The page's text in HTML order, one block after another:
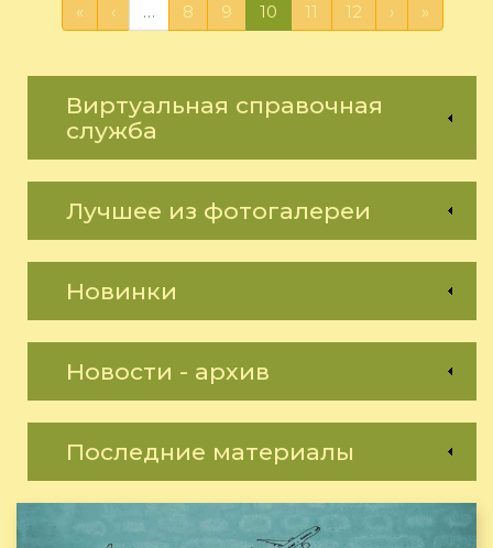
« ‹ … 8 9 10 11 12 › »
Виртуальная справочная
служба
Лучшее из фотогалереи
Новинки
Новости - архив
Последние материалы